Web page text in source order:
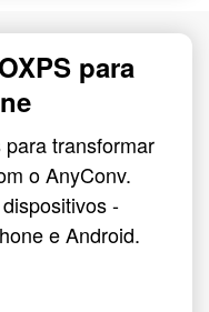
para
transformar
o AnyConv.
-
e Android.